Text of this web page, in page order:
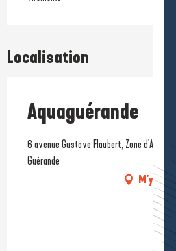
Localisation
Aquaguérande
6 avenue Gustave Flaubert, Zone
Guérande
M'y